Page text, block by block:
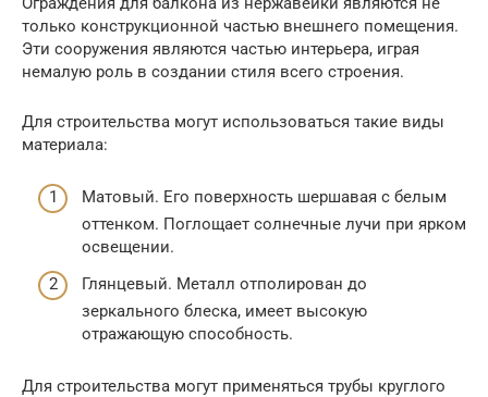
только конструкционной частью внешнего помещения.
Эти сооружения являются частью интерьера, играя
немалую роль в создании стиля всего строения.
Для строительства могут использоваться такие виды
материала:
Матовый. Его поверхность шершавая с белым
оттенком. Поглощает солнечные лучи при ярком
освещении.
Глянцевый. Металл отполирован до
зеркального блеска, имеет высокую
отражающую способность.
Для строительства могут применяться трубы круглого